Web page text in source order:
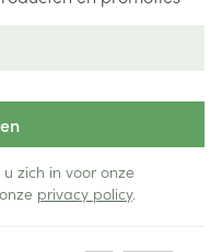
u zich in voor onze
privacy policy.